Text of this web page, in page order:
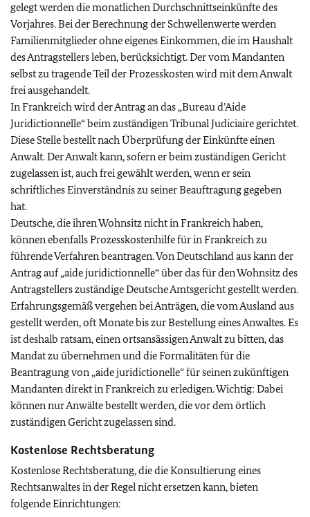
gelegt werden die monatlichen Durchschnittseinkünfte des
Vorjahres. Bei der Berechnung der Schwellenwerte werden
Familienmitglieder ohne eigenes Einkommen, die im Haushalt
des Antragstellers leben, berücksichtigt. Der vom Mandanten
selbst zu tragende Teil der Prozesskosten wird mit dem Anwalt
frei ausgehandelt.
In Frankreich wird der Antrag an das„Bureau d’Aide
Juridictionnelle“beim zuständigenTribunal Judiciaire gerichtet.
Diese Stelle bestellt nach Überprüfung der Einkünfte einen
Anwalt. Der Anwalt kann, sofern er beim zuständigen Gericht
zugelassen ist, auch frei gewählt werden, wenn er sein
schriftliches Einverständnis zu seiner Beauftragung gegeben
hat.
Deutsche, die ihren Wohnsitz nicht in Frankreich haben,
können ebenfalls Prozesskostenhilfe für in Frankreich zu
führende Verfahren beantragen. Von Deutschland aus kann der
Antrag auf„aide juridictionnelle“über das für den Wohnsitz des
Antragstellers zuständige Deutsche Amtsgericht gestellt werden.
Erfahrungsgemäß vergehen bei Anträgen, die vom Ausland aus
gestellt werden, oft Monate bis zur Bestellung eines Anwaltes. Es
ist deshalb ratsam, einen ortsansässigen Anwalt zu bitten, das
Mandat zu übernehmen und die Formalitäten für die
Beantragung von„aide juridictionelle“für seinen zukünftigen
Mandanten direkt in Frankreich zu erledigen. Wichtig: Dabei
können nur Anwälte bestellt werden, die vor dem örtlich
zuständigen Gericht zugelassen sind.
Kostenlose Rechtsberatung
Kostenlose Rechtsberatung, die die Konsultierung eines
Rechtsanwaltes in der Regel nicht ersetzen kann, bieten
folgende Einrichtungen: